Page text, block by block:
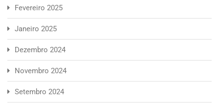
Fevereiro 2025
Janeiro 2025
Dezembro 2024
Novembro 2024
Setembro 2024